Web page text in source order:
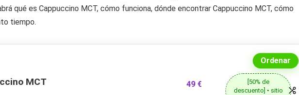
qué es Cappuccino MCT, cómo funciona, dónde encontrar Cappuccino MCT, cómo
tiempo.
MCT 49 €
Ordenar
[50% de
descuento] • sitio